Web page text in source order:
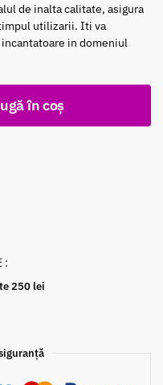
de inalta calitate, asigura
utilizarii. Iti va
in domeniul
în coș
:
250 lei